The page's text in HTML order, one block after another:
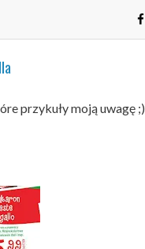
przykuły moją uwagę ;)